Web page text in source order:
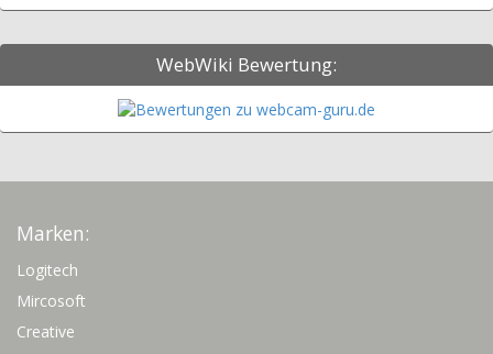
WebWiki Bewertung:
Marken:
Logitech
Mircosoft
Creative